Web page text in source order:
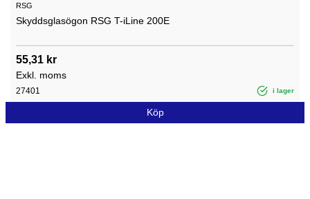
RSG
Skyddsglasögon RSG T-iLine 200E
55,31 kr
Exkl. moms
27401 i lager
Köp